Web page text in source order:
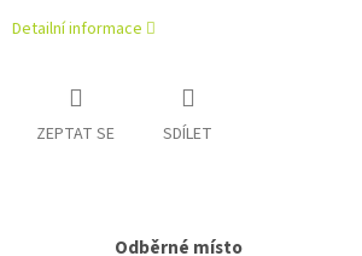
Detailní informace
ZEPTAT SE SDÍLET
Odběrné místo